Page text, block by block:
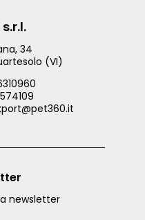
34
(VI)
newsletter